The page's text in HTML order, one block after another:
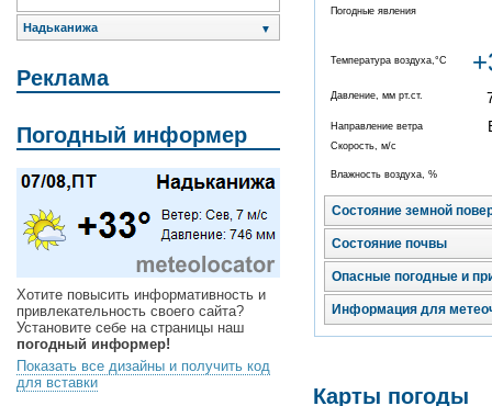
Надьканижа ▼
Реклама
Погодный информер
Хотите повысить информативность и
привлекательность своего сайта?
Установите себе на страницы наш
погодный информер!
Показать все дизайны и получить код
для вставки
Погодные явления
Температура воздуха,°C
Давление, мм рт.ст.
Направление ветра
Скорость, м/с
Влажность воздуха, %
Состояние земной
Состояние почвы
Опасные погодные и
Информация для
Карты погоды